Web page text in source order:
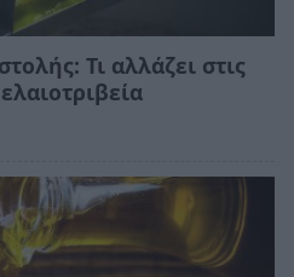
Τι αλλάζει στις